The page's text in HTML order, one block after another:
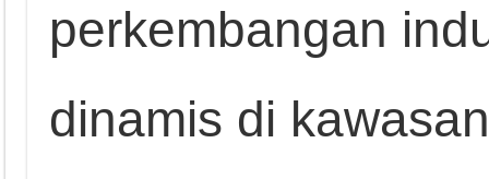
perkembangan
dinamis di